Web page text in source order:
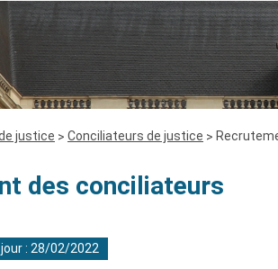
justice Conciliateurs de justice
des conciliateurs
: 28/02/2022